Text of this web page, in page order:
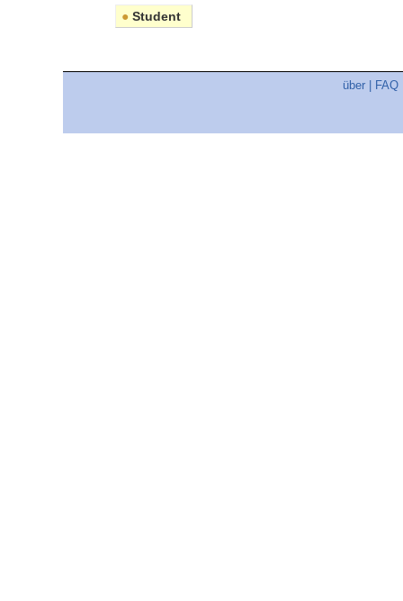
● Student
über FAQ